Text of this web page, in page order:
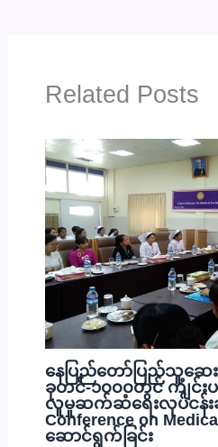
Related Posts
နေပြည်တော်ပြည်သူ့ဆေး
ခုတင်-၁၀၀၀တွင် ကျင်
လူမှုဆက်ဆံရေးလုပ်ငန်းဆို
Conference on
ဆောင်ရွက်ခြင်း